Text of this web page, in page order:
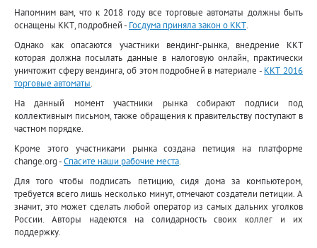
Напомним вам, что к 2018 году все торговые автоматы должны быть
оснащены ККТ, подробней - Госдума приняла закон о ККТ.
Однако как опасаются участники вендинг-рынка, внедрение ККТ
которая должна посылать данные в налоговую онлайн, практически
уничтожит сферу вендинга, об этом подробней в материале - ККТ 2016
торговые автоматы.
На данный момент участники рынка собирают подписи под
коллективным письмом, также обращения к правительству поступают в
частном порядке.
Кроме этого участниками рынка создана петиция на платформе
change.org -Спасите наши рабочие места.
Для того чтобы подписать петицию, сидя дома за компьютером,
требуется всего лишь несколько минут, отмечают создатели петиции. А
значит, это может сделать любой оператор из самых дальних уголков
России. Авторы надеются на солидарность своих коллег и их
поддержку.